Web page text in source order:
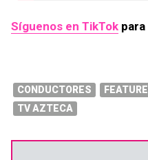
Síguenos en TikTok
CONDUCTORES
TV AZTECA